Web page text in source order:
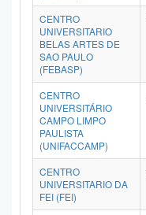
CENTRO
UNIVERSITARIO
BELAS ARTES DE
SAO PAULO
(FEBASP)
CENTRO
UNIVERSITÁRIO
CAMPO LIMPO
PAULISTA
(UNIFACCAMP)
CENTRO
UNIVERSITARIO DA
FEI (FEI)